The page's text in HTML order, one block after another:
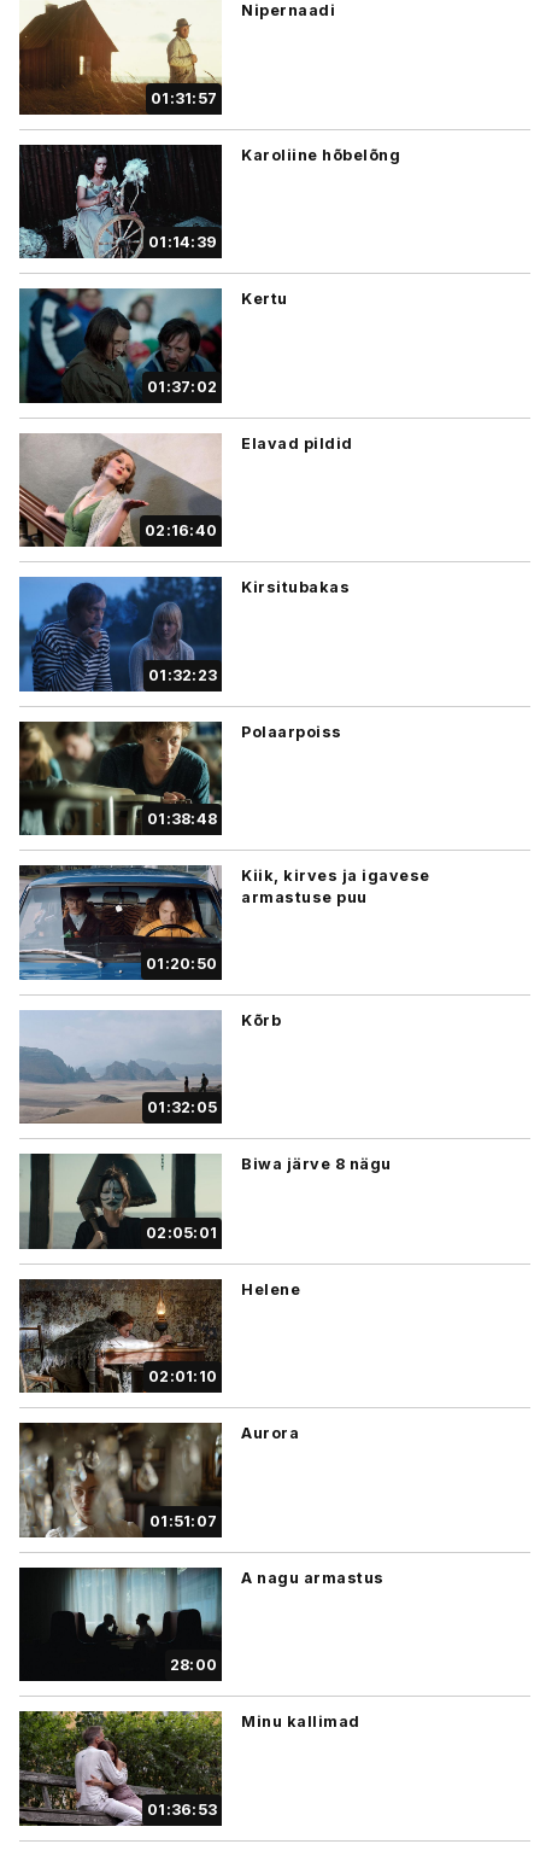
01:31:57
Nipernaadi
01:14:39
Karoliine hõbelõng
01:37:02
Kertu
02:16:40
Elavad pildid
01:32:23
Kirsitubakas
01:38:48
Polaarpoiss
01:20:50
Kiik, kirves ja igavese
armastuse puu
01:32:05
Kõrb
02:05:01
Biwa järve 8 nägu
02:01:10
Helene
01:51:07
Aurora
28:00
A nagu armastus
01:36:53
Minu kallimad